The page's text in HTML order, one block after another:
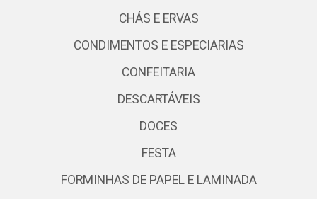
CHÁS E ERVAS
CONDIMENTOS E ESPECIARIAS
CONFEITARIA
DESCARTÁVEIS
DOCES
FESTA
FORMINHAS DE PAPEL E LAMINADA